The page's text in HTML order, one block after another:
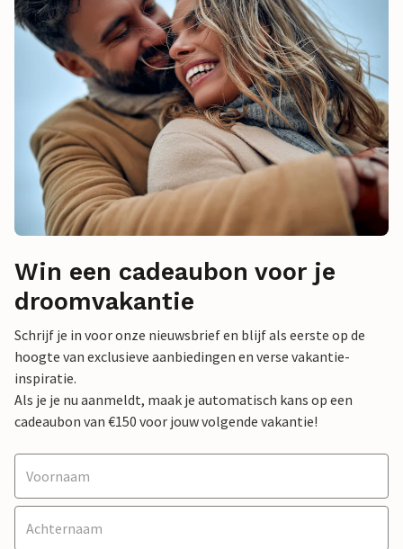
Win een cadeaubon voor je
droomvakantie
Schrijf je in voor onze nieuwsbrief en blijf als eerste op de
hoogte van exclusieve aanbiedingen en verse vakantie-
inspiratie.
Als je je nu aanmeldt, maak je automatisch kans op een
cadeaubon van €150 voor jouw volgende vakantie!